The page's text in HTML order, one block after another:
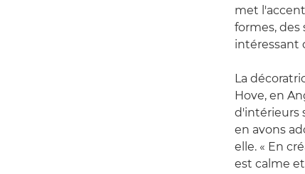
met
formes,
intéressant
La
Hove, en
d'intérieurs
en avons
elle. « En
est calme